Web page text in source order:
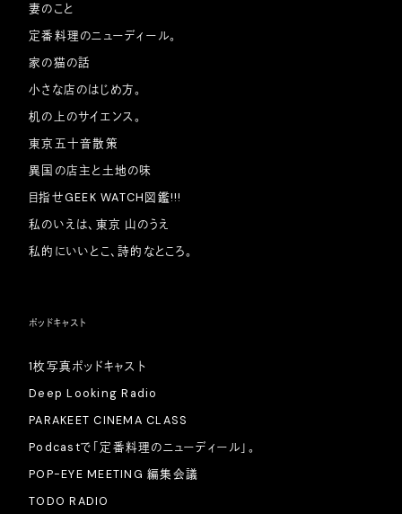
妻のこと
定番料理のニューディール。
家の猫の話
小さな店のはじめ方。
机の上のサイエンス。
東京五十音散策
異国の店主と土地の味
目指せGEEK WATCH図鑑!!!
私のいえは、東京 山のうえ
私的にいいとこ、詩的なところ。
ポッドキャスト
1枚写真ポッドキャスト
Deep Looking Radio
PARAKEET CINEMA CLASS
Podcastで「定番料理のニューディール」。
POP-EYE MEETING 編集会議
TODO RADIO